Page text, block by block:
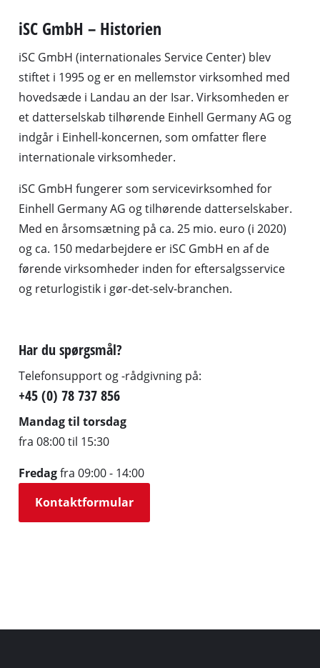
iSC GmbH – Historien
iSC GmbH (internationales Service Center) blev
stiftet i 1995 og er en mellemstor virksomhed med
hovedsæde i Landau an der Isar. Virksomheden er
et datterselskab tilhørende Einhell Germany AG og
indgår i Einhell-koncernen, som omfatter flere
internationale virksomheder.
iSC GmbH fungerer som servicevirksomhed for
Einhell Germany AG og tilhørende datterselskaber.
Med en årsomsætning på ca. 25 mio. euro (i 2020)
og ca. 150 medarbejdere er iSC GmbH en af de
førende virksomheder inden for eftersalgsservice
og returlogistik i gør-det-selv-branchen.
Har du spørgsmål?
Telefonsupport og -rådgivning på:
+45 (0) 78 737 856
Mandag til torsdag
fra 08:00 til 15:30
Fredagfra 09:00 - 14:00
Kontaktformular